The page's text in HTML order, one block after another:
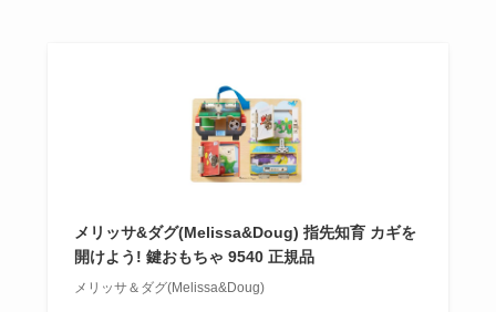
メリッサ&ダグ(Melissa&Doug) 指先知育 カギを
開けよう! 鍵おもちゃ 9540 正規品
メリッサ＆ダグ(Melissa&Doug)